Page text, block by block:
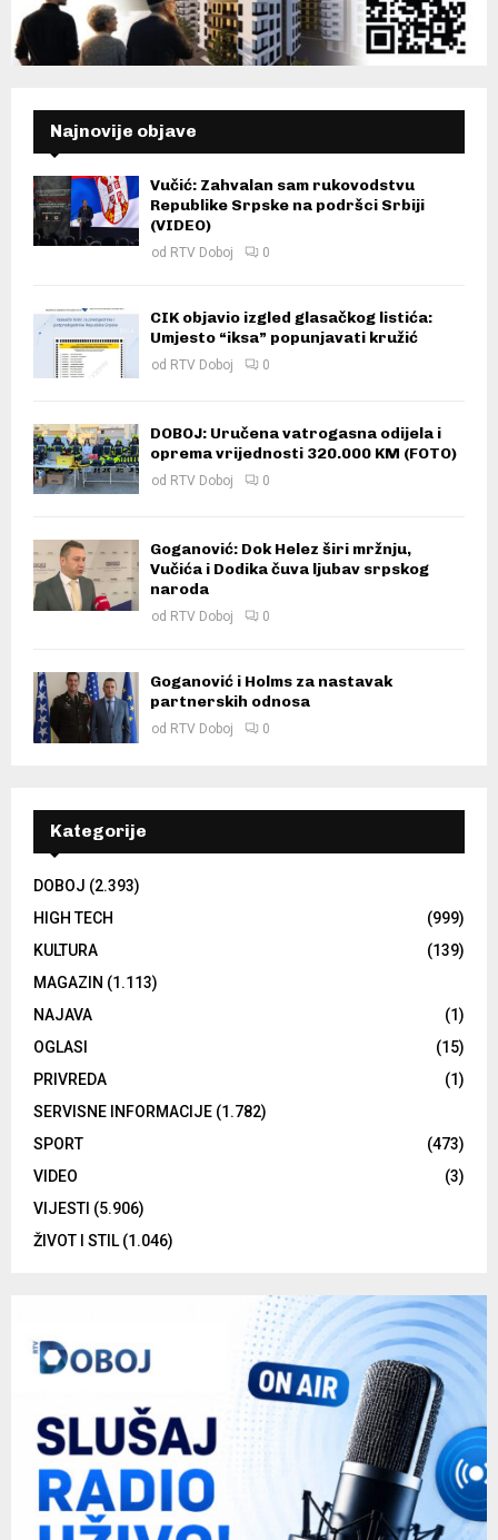
Najnovije objave
Vučić: Zahvalan sam rukovodstvu
Republike Srpske na podršci Srbiji
(VIDEO)
od RTV Doboj 0
CIK objavio izgled glasačkog listića:
Umjesto “iksa” popunjavati kružić
od RTV Doboj 0
DOBOJ: Uručena vatrogasna odijela i
oprema vrijednosti 320.000 KM (FOTO)
od RTV Doboj 0
Goganović: Dok Helez širi mržnju,
Vučića i Dodika čuva ljubav srpskog
naroda
od RTV Doboj 0
Goganović i Holms za nastavak
partnerskih odnosa
od RTV Doboj 0
Kategorije
DOBOJ (2.393)
HIGH TECH
(999)
KULTURA
(139)
MAGAZIN (1.113)
NAJAVA
(1)
OGLASI
(15)
PRIVREDA
(1)
SERVISNE INFORMACIJE (1.782)
SPORT
(473)
VIDEO
(3)
VIJESTI (5.906)
ŽIVOT I STIL (1.046)